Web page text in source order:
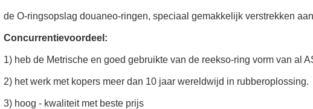
de O-ringsopslag douaneo-ringen, speciaal gemakkelijk verstrekken
Concurrentievoordeel:
1) heb de Metrische en goed gebruikte van de reekso-ring vorm van al
2) het werk met kopers meer dan 10 jaar wereldwijd in rubberoplossing.
3) hoog - kwaliteit met beste prijs